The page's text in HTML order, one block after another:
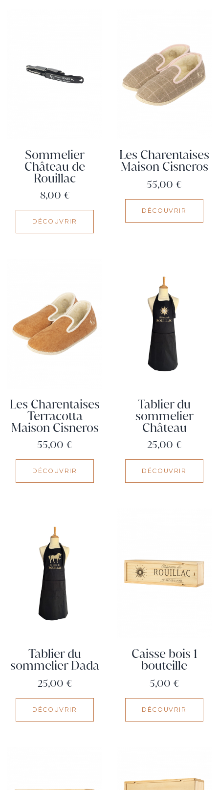
Sommelier
Château de
Rouillac
Prix
8,00 €
DÉCOUVRIR
Les Charentaises
Maison Cisneros
Prix
55,00 €
DÉCOUVRIR
Les Charentaises
Terracotta
Maison Cisneros
Prix
55,00 €
DÉCOUVRIR
Tablier du
sommelier
Château
Prix
25,00 €
DÉCOUVRIR
Tablier du
sommelier Dada
Prix
25,00 €
DÉCOUVRIR
Caisse bois 1
bouteille
Prix
5,00 €
DÉCOUVRIR